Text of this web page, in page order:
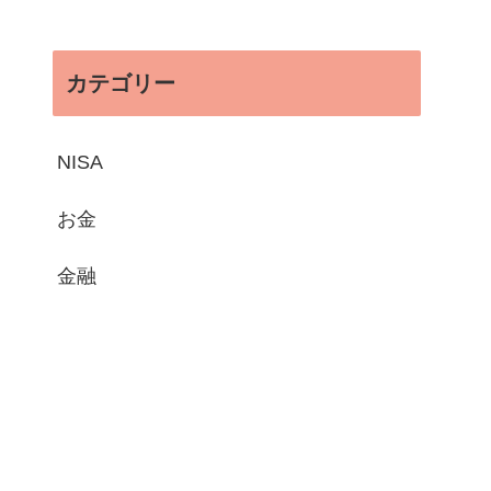
カテゴリー
NISA
お金
金融